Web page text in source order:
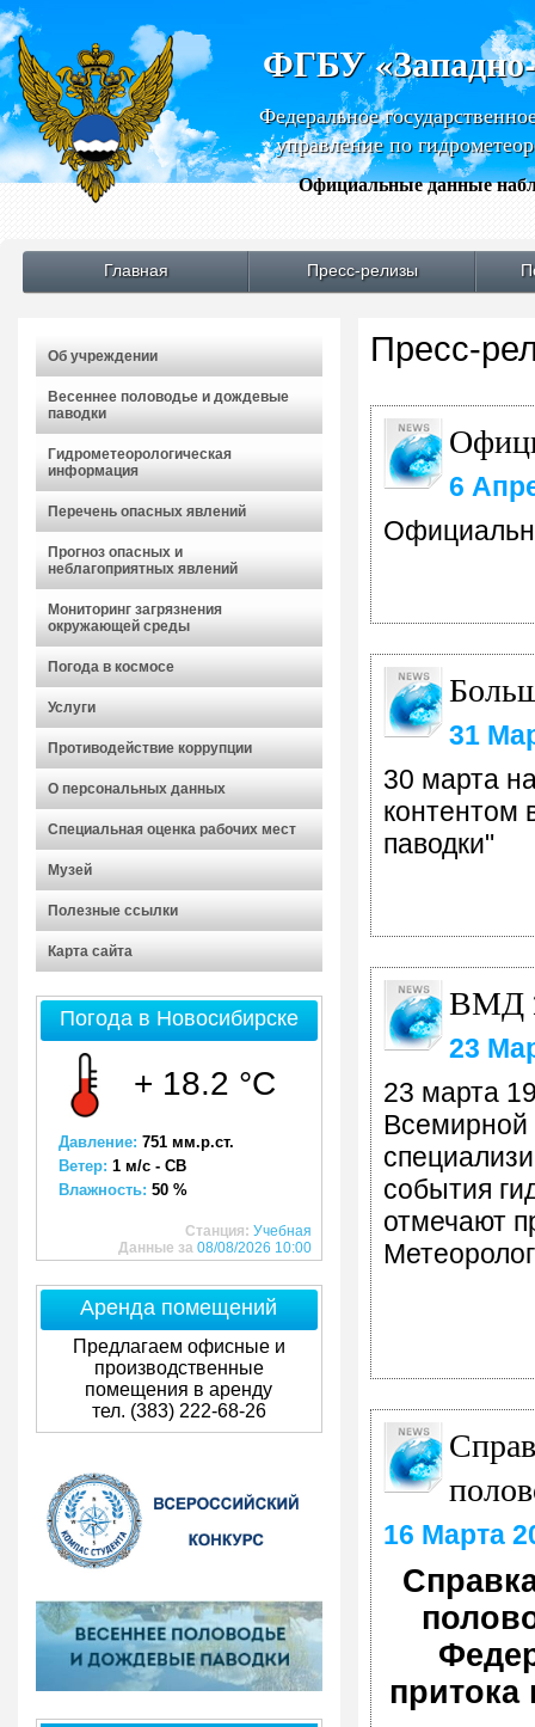
ФГБУ
Федеральное
управление по
Официальные данные
Главная Пресс-релизы
Об учреждении
Весеннее половодье и дождевые
паводки
Гидрометеорологическая
информация
Перечень опасных явлений
Прогноз опасных и
неблагоприятных явлений
Мониторинг загрязнения
окружающей среды
Погода в космосе
Услуги
Противодействие коррупции
О персональных данных
Специальная оценка рабочих мест
Музей
Полезные ссылки
Карта сайта
Погода в Новосибирске
+ 18.2 °C
Давление: 751 мм.р.ст.
Ветер: 1 м/с - СВ
Влажность: 50 %
Станция: Учебная
Данные за 08/08/2026 10:00
Аренда помещений
Предлагаем офисные и
производственные
помещения в аренду
тел. (383) 222-68-26
Пресс-
6
31
30 марта
контентом
паводки"
ВМД
23
23 марта
Всемирной
события
отмечают
16 Марта